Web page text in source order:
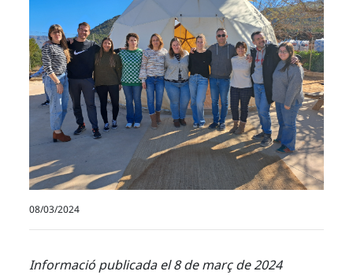
08/03/2024
Informació publicada el 8 de març de 2024